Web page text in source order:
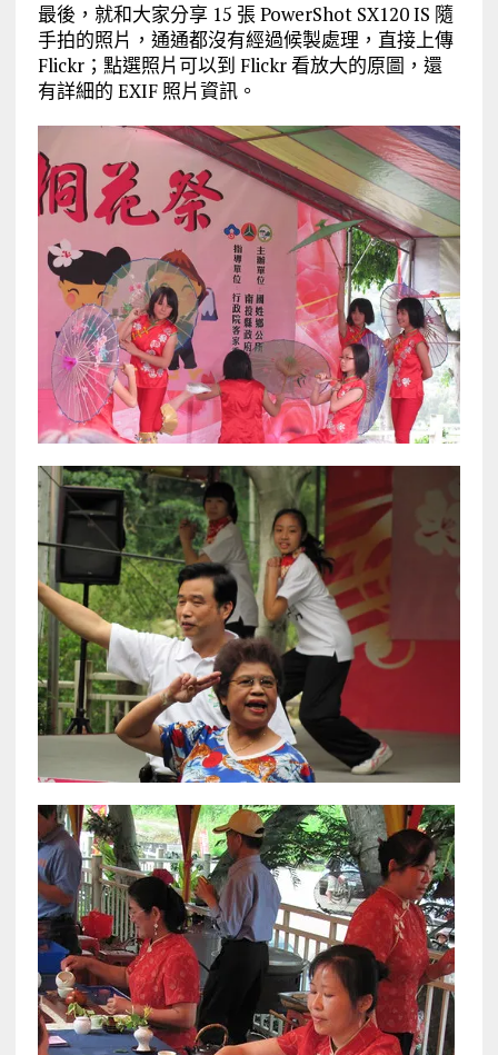
最後，就和大家分享 15 張 PowerShot SX120 IS 隨
手拍的照片，通通都沒有經過候製處理，直接上傳
Flickr；點選照片可以到 Flickr 看放大的原圖，還
有詳細的 EXIF 照片資訊。